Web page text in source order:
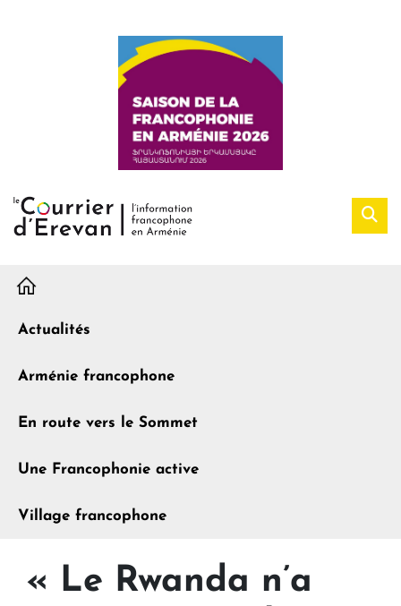
H
Actualités
Arménie francophone
En route vers le Sommet
Une Francophonie active
Village francophone
« Le Rwanda n’a